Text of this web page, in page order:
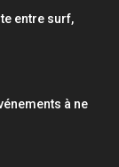
entre surf,
à ne